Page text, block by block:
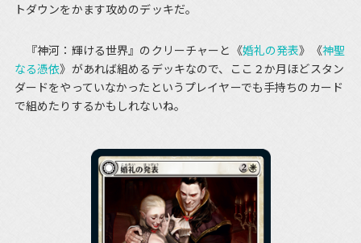
トダウンをかます攻めのデッキだ。
『神河：輝ける世界』のクリーチャーと《婚礼の発表》《神聖
なる憑依》があれば組めるデッキなので、ここ２か月ほどスタン
ダードをやっていなかったというプレイヤーでも手持ちのカード
で組めたりするかもしれないね。